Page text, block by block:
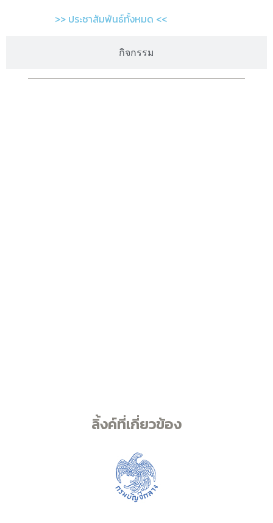
กิจกรรม
>> ประชาสัมพันธ์ทั้งหมด <<
ลิ้งค์ที่เกี่ยวข้อง